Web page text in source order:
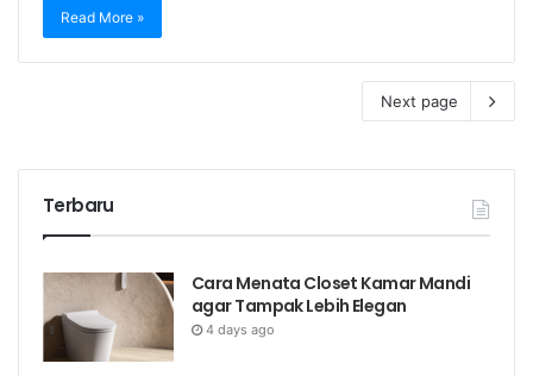
Read More »
Next page
Terbaru
Cara Menata Closet Kamar Mandi
agar Tampak Lebih Elegan
4 days ago